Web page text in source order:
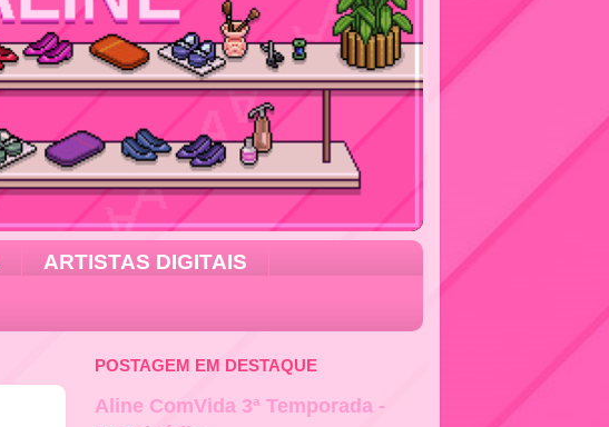
ARTISTAS DIGITAIS
POSTAGEM EM DESTAQUE
Aline ComVida 3ª Temporada -